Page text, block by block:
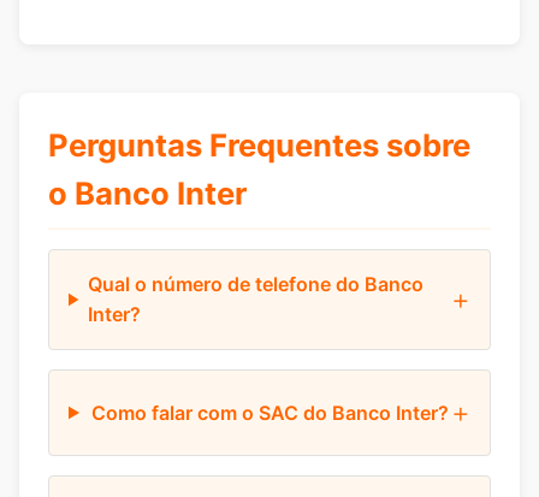
Perguntas Frequentes sobre
o Banco Inter
Qual o número de telefone do Banco
Inter?
Como falar com o SAC do Banco Inter?